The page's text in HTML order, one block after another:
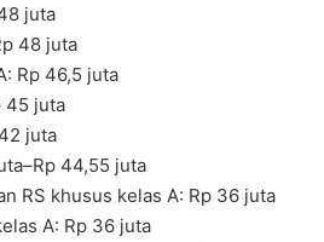
juta
48 juta
Rp 46,5 juta
45 juta
juta
44,55 juta
RS khusus kelas A: Rp 36 juta
A: Rp 36 juta